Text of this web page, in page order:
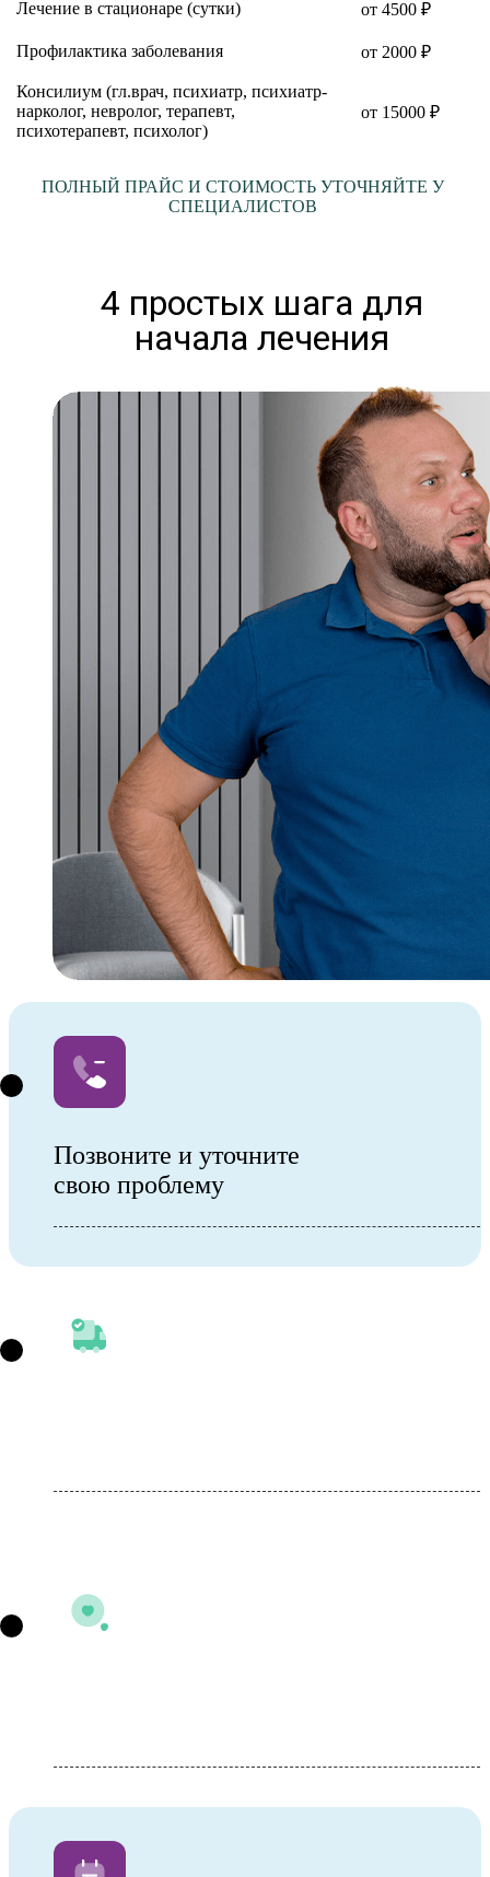
Лечение в стационаре (сутки) от 4500 ₽
Профилактика заболевания от 2000 ₽
Консилиум (гл.врач, психиатр, психиатр-
нарколог, невролог, терапевт,
психотерапевт, психолог)
от 15000 ₽
ПОЛНЫЙ ПРАЙС И СТОИМОСТЬ УТОЧНЯЙТЕ У
СПЕЦИАЛИСТОВ
4 простых шага для
начала лечения
Позвоните и уточните
свою проблему